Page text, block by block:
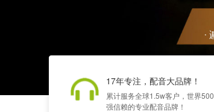
17年专注，配音大品牌！
累计服务全球1.5w客户，世界500
强信赖的专业配音品牌！